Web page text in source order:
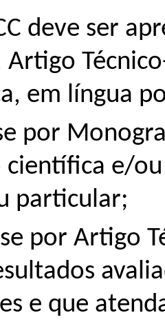
deve ser
em língua
por
científica e/
particular;
por Artigo
e que